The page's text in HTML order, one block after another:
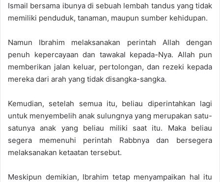
Ismail bersama ibunya di sebuah lembah tandus yang tidak
memiliki penduduk, tanaman, maupun sumber kehidupan.
Namun Ibrahim melaksanakan perintah Allah dengan
penuh kepercayaan dan tawakal kepada-Nya. Allah pun
memberikan jalan keluar, pertolongan, dan rezeki kepada
mereka dari arah yang tidak disangka-sangka.
Kemudian, setelah semua itu, beliau diperintahkan lagi
untuk menyembelih anak sulungnya yang merupakan satu-
satunya anak yang beliau miliki saat itu. Maka beliau
segera memenuhi perintah Rabbnya dan bersegera
melaksanakan ketaatan tersebut.
Meskipun demikian, Ibrahim tetap menyampaikan hal itu